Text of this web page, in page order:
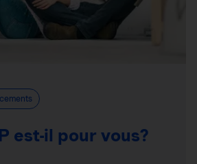
est-il pour vous?